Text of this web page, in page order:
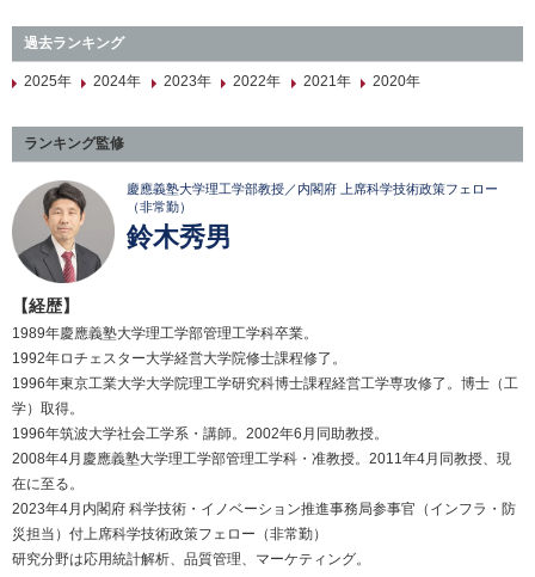
過去ランキング
2025年 2024年 2023年 2022年 2021年 2020年
ランキング監修
慶應義塾大学理工学部教授／内閣府 上席科学技術政策フェロー
（非常勤）
鈴木秀男
【経歴】
1989年慶應義塾大学理工学部管理工学科卒業。
1992年ロチェスター大学経営大学院修士課程修了。
1996年東京工業大学大学院理工学研究科博士課程経営工学専攻修了。博士（工
学）取得。
1996年筑波大学社会工学系・講師。2002年6月同助教授。
2008年4月慶應義塾大学理工学部管理工学科・准教授。2011年4月同教授、現
在に至る。
2023年4月内閣府 科学技術・イノベーション推進事務局参事官（インフラ・防
災担当）付上席科学技術政策フェロー（非常勤）
研究分野は応用統計解析、品質管理、マーケティング。